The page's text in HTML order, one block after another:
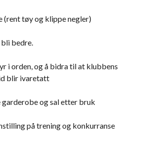
(rent tøy og klippe negler)
bedre.
i orden, og å bidra til at klubbens
blir ivaretatt
garderobe og sal etter bruk
på trening og konkurranse